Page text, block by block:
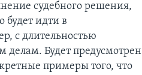
судебного решения,
будет идти в
с длительностью
делам. Будет предусмотрен
примеры того, что